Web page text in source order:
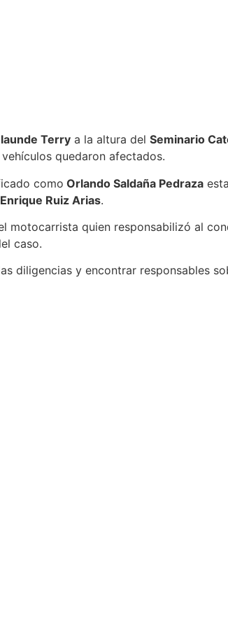
Terry a la altura del Seminario
quedaron afectados.
como Orlando Saldaña Pedraza
Ruiz Arias.
motocarrista quien responsabilizó al
caso.
diligencias y encontrar responsables